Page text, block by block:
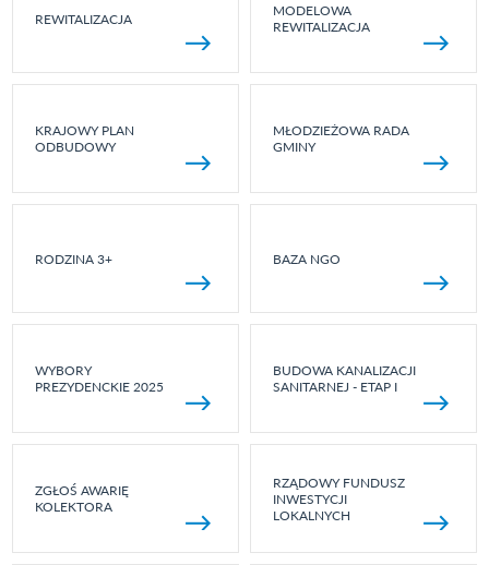
REWITALIZACJA
MODELOWA
REWITALIZACJA
KRAJOWY PLAN
ODBUDOWY
MŁODZIEŻOWA RADA
GMINY
RODZINA 3+ BAZA NGO
WYBORY
PREZYDENCKIE 2025
BUDOWA KANALIZACJI
SANITARNEJ - ETAP I
ZGŁOŚ AWARIĘ
KOLEKTORA
RZĄDOWY FUNDUSZ
INWESTYCJI
LOKALNYCH